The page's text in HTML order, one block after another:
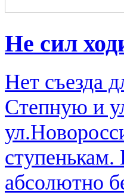
Не сил
Нет съезда
Степную и
абсолютно